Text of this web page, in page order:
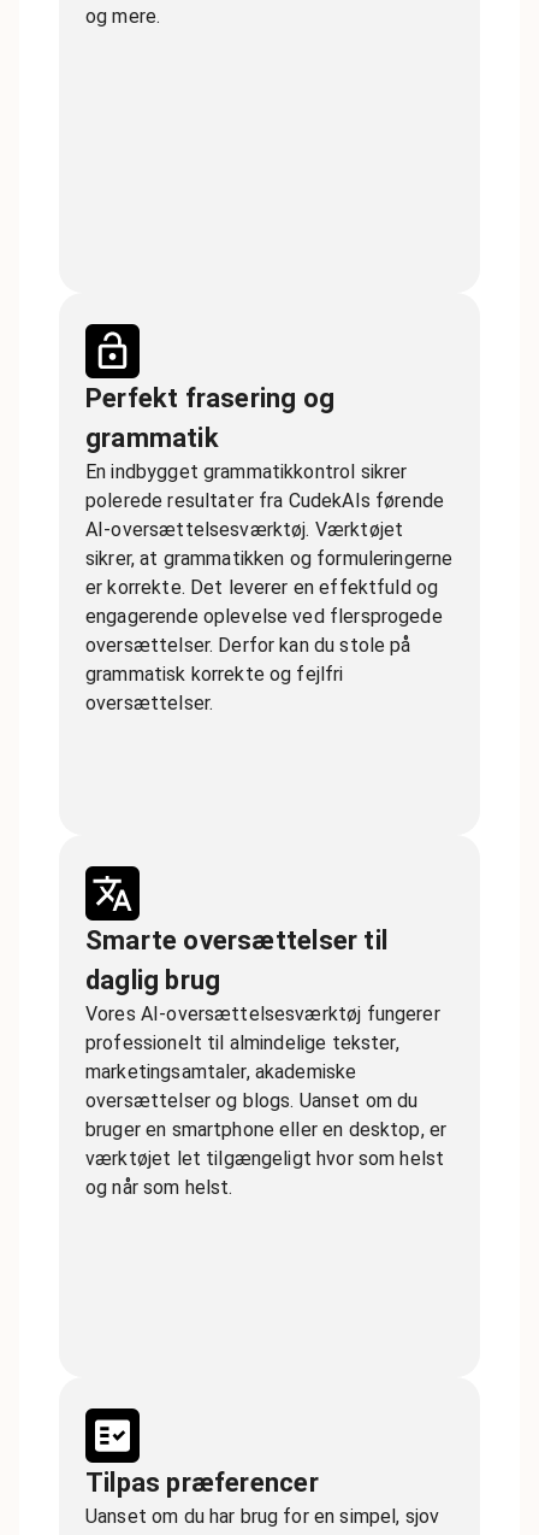
og mere.
Perfekt frasering og
grammatik
En indbygget grammatikkontrol sikrer
polerede resultater fra CudekAIs førende
AI-oversættelsesværktøj. Værktøjet
sikrer, at grammatikken og formuleringerne
er korrekte. Det leverer en effektfuld og
engagerende oplevelse ved flersprogede
oversættelser. Derfor kan du stole på
grammatisk korrekte og fejlfri
oversættelser.
Smarte oversættelser til
daglig brug
Vores AI-oversættelsesværktøj fungerer
professionelt til almindelige tekster,
marketingsamtaler, akademiske
oversættelser og blogs. Uanset om du
bruger en smartphone eller en desktop, er
værktøjet let tilgængeligt hvor som helst
og når som helst.
Tilpas præferencer
Uanset om du har brug for en simpel, sjov